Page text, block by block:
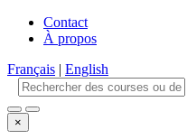
Contact
À propos
Français | English
×